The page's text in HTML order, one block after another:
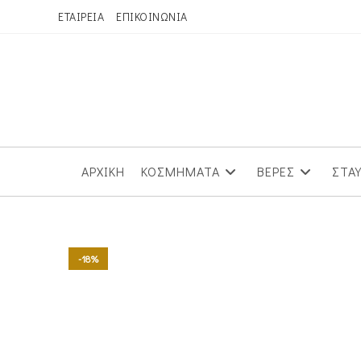
ΕΤΑΙΡΕΙΑ ΕΠΙΚΟΙΝΩΝΙΑ
ΑΡΧΙΚΗ ΚΟΣΜΗΜΑΤΑ ΒΕΡΕΣ
-18%